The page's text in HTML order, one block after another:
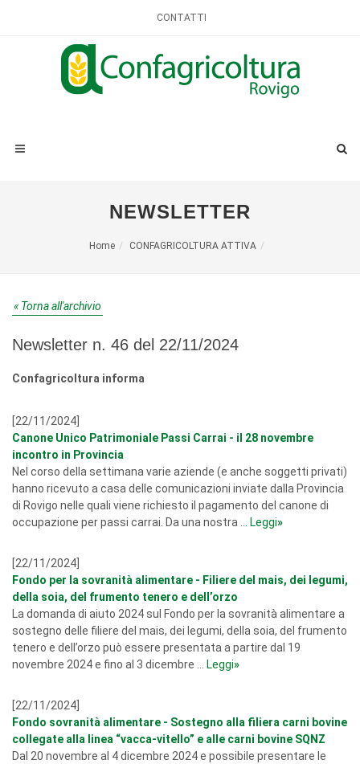
CONTATTI
NEWSLETTER
Home CONFAGRICOLTURA ATTIVA
« Torna all'archivio
Newsletter n. 46 del 22/11/2024
Confagricoltura informa
[22/11/2024]
Canone Unico Patrimoniale Passi Carrai - il 28 novembre
incontro in Provincia
Nel corso della settimana varie aziende (e anche soggetti privati)
hanno ricevuto a casa delle comunicazioni inviate dalla Provincia
di Rovigo nelle quali viene richiesto il pagamento del canone di
occupazione per passi carrai. Da una nostra ...
Leggi»
[22/11/2024]
Fondo per la sovranità alimentare - Filiere del mais, dei legumi,
della soia, del frumento tenero e dell’orzo
La domanda di aiuto 2024 sul Fondo per la sovranità alimentare a
sostegno delle filiere del mais, dei legumi, della soia, del frumento
tenero e dell’orzo può essere presentata a partire dal 19
novembre 2024 e fino al 3 dicembre ...
Leggi»
[22/11/2024]
Fondo sovranità alimentare - Sostegno alla filiera carni bovine
collegate alla linea “vacca-vitello” e alle carni bovine SQNZ
Dal 20 novembre al 4 dicembre 2024 e possibile presentare le